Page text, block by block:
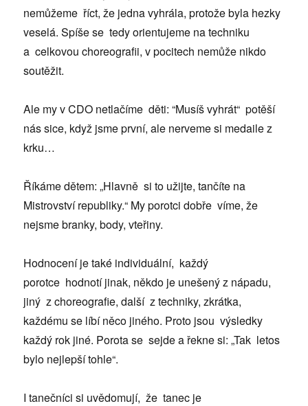
nemůžeme říct, že jedna vyhrála, protože byla hezky
veselá. Spíše se tedy orientujeme na techniku
a celkovou choreografii, v pocitech nemůže nikdo
soutěžit.
Ale my v CDO netlačíme děti: “Musíš vyhrát“ potěší
nás sice, když jsme první, ale nerveme si medaile z
krku…
Říkáme dětem: „Hlavně si to užijte, tančíte na
Mistrovství republiky.“ My porotci dobře víme, že
nejsme branky, body, vteřiny.
Hodnocení je také individuální, každý
porotce hodnotí jinak, někdo je unešený z nápadu,
jiný z choreografie, další z techniky, zkrátka,
každému se líbí něco jiného. Proto jsou výsledky
každý rok jiné. Porota se sejde a řekne si: „Tak letos
bylo nejlepší tohle“.
I tanečníci si uvědomují, že tanec je